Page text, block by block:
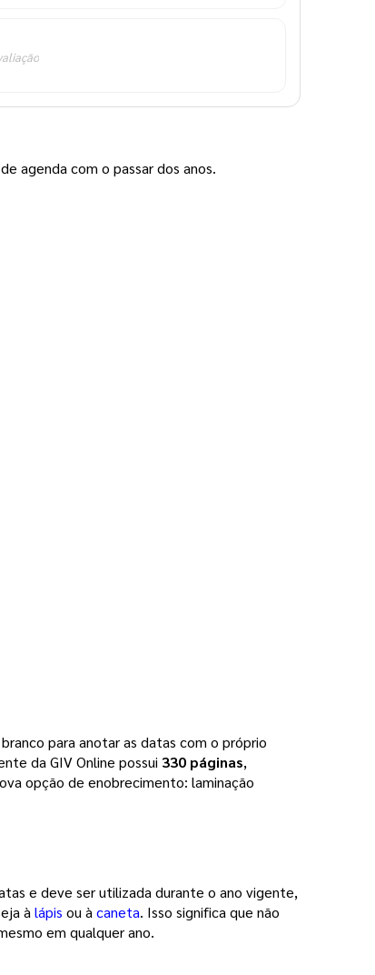
agenda com o passar dos anos.
para anotar as datas com o próprio
da GIV Online possui 330 páginas,
opção de enobrecimento: laminação
e deve ser utilizada durante o ano vigente,
à lápis ou à caneta. Isso significa que não
em qualquer ano.